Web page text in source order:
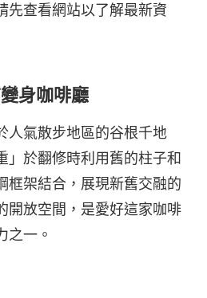
先查看網站以了解最新資
身咖啡廳
人氣散步地區的谷根千地
」於翻修時利用舊的柱子和
框架結合，展現新舊交融的
開放空間，是愛好這家咖啡
之一。